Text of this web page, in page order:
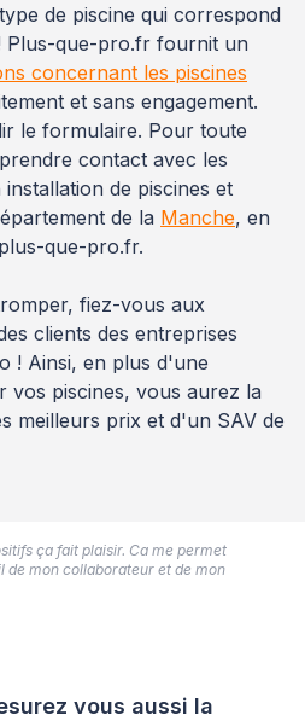
de piscine qui correspond
Plus-que-pro.fr fournit un
concernant les piscines
et sans engagement.
le formulaire. Pour toute
contact avec les
de piscines et
de la Manche, en
que-pro.fr.
fiez-vous aux
clients des entreprises
! Ainsi, en plus d'une
vos piscines, vous aurez la
meilleurs prix et d'un SAV de
vous aussi la
ça fait plaisir. Ca me permet
de mon collaborateur et de mon